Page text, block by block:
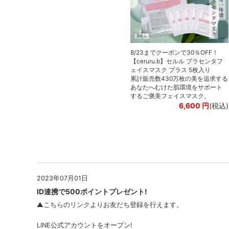
8/23までクーポンで30％OFF！
【ceruru.b】セルル プラセンタフ
ェイスマスク プラス 5枚入り
累計販売数430万枚の美を追求する
あなたへむけた肌環境をサポート
するご褒美フェイスマスク。
6,600 円(税込)
2023年07月01日
ID連携で500ポイントプレゼント!
▲こちらのリンクよりお友だち登録を行えます。
LINE公式アカウントをオープン!